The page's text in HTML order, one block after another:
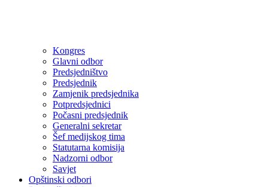
Kongres
Glavni odbor
Predsjedništvo
Predsjednik
Zamjenik predsjednika
Potpredsjednici
Počasni predsjednik
Generalni sekretar
Šef medijskog tima
Statutarna komisija
Nadzorni odbor
Savjet
Opštinski odbori